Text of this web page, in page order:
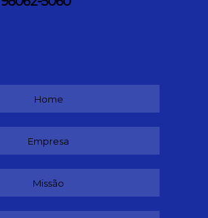
Home
Empresa
Missão